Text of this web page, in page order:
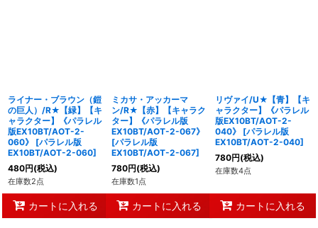
ライナー・ブラウン（鎧
の巨人）/R★【緑】【キ
ャラクター】《パラレル
版EX10BT/AOT-2-
060》
[パラレル版
EX10BT/AOT-2-060]
480円(税込)
在庫数2点
カートに入れる
ミカサ・アッカーマ
ン/R★【赤】【キャラク
ター】《パラレル版
EX10BT/AOT-2-067》
[パラレル版
EX10BT/AOT-2-067]
780円(税込)
在庫数1点
カートに入れる
リヴァイ/U★【青】【キ
ャラクター】《パラレル
版EX10BT/AOT-2-
040》
[パラレル版
EX10BT/AOT-2-040]
780円(税込)
在庫数4点
カートに入れる